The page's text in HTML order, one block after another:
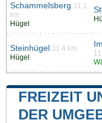
Schammelsberg 11.1
km
Hügel
Steinhügel
11.4 km
Hügel
FREIZEIT
DER